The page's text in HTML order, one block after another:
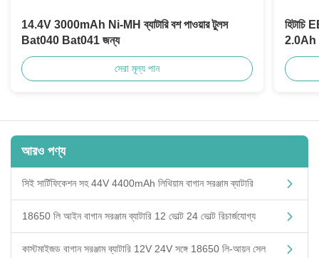
14.4V 3000mAh Ni-MH ব্যাটারি বশ পাওয়ার টুলস
Bat040 Bat041 জন্য
সেরা মূল্য পান
2.0Ah
আরও পণ্য
সিই সার্টিফিকেশন সহ 44V 4400mAh লিথিয়াম বাগান সরঞ্জাম ব্যাটারি
18650 লি আইন বাগান সরঞ্জাম ব্যাটারি 12 ভোল্ট 24 ভোল্ট রিচার্জযোগ্য
কাস্টমাইজড বাগান সরঞ্জাম ব্যাটারি 12V 24V সঙ্গে 18650 লি-আয়ন সেল